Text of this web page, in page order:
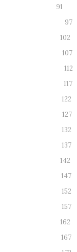
91
97
102
107
112
117
122
127
132
137
142
147
152
157
162
167